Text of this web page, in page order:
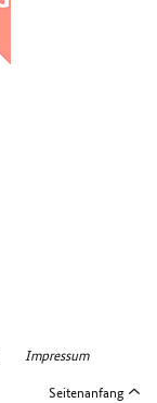
Impressum
Seitenanfang